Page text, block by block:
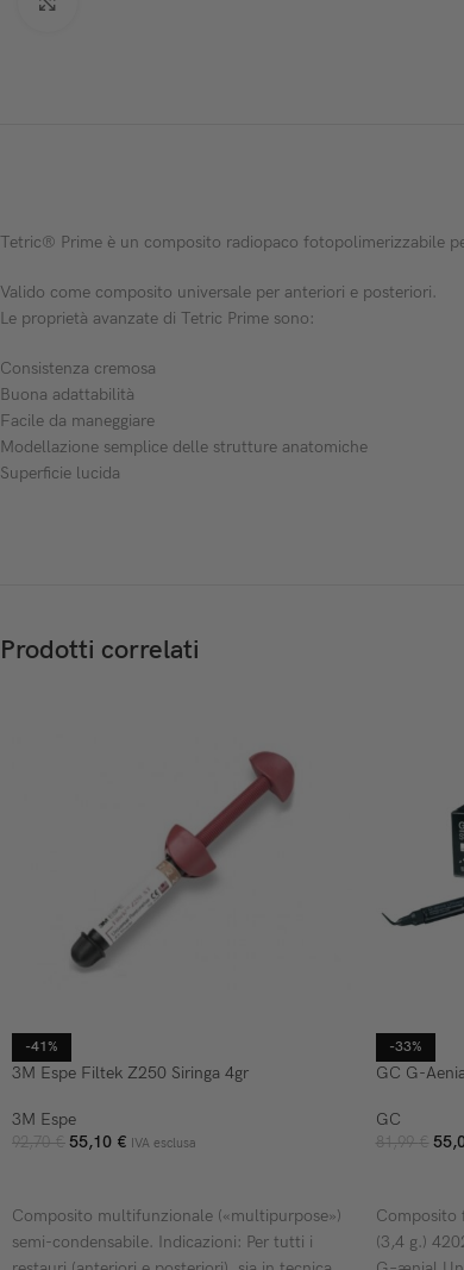
Tetric® Prime è un composito radiopaco fotopolimerizzabile
Valido come composito universale per anteriori e posteriori.
Le proprietà avanzate di Tetric Prime sono:
Consistenza cremosa
Buona adattabilità
Facile da maneggiare
Modellazione semplice delle strutture anatomiche
Superficie lucida
Prodotti correlati
-41%
3M Espe Filtek Z250 Siringa 4gr
3M Espe
92,70€ 55,10 € IVA esclusa
Composito multifunzionale («multipurpose»)
semi-condensabile. Indicazioni: Per tutti i
-33%
GC G-
GC
81,99€
Composito
(3,4 g.)